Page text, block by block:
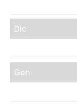
Dic
Gen